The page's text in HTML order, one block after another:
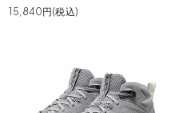
15,840円(税込)